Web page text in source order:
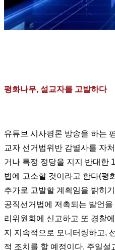
평화나무, 설교자를 고발하다
유튜브 시사평론 방송을 하는
교자 선거법위반 감별사를 자
거나 특정 정당을 지지 반대한
법에 고소할 것이라고 한다(평
추가로 고발할 계획임을 밝히
공직선거법에 저촉되는 발언
리위원회에 신고하고 또 경찰
지 지속적으로 모니터링하고,
적 조치를 할 예정이다. 주일